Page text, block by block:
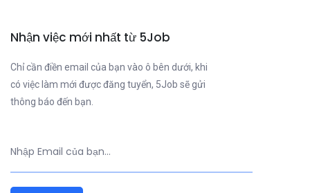
Nhận việc mới nhất từ 5Job
Chỉ cần điền email của bạn vào ô bên dưới, khi
có việc làm mới được đăng tuyển, 5Job sẽ gửi
thông báo đến bạn.